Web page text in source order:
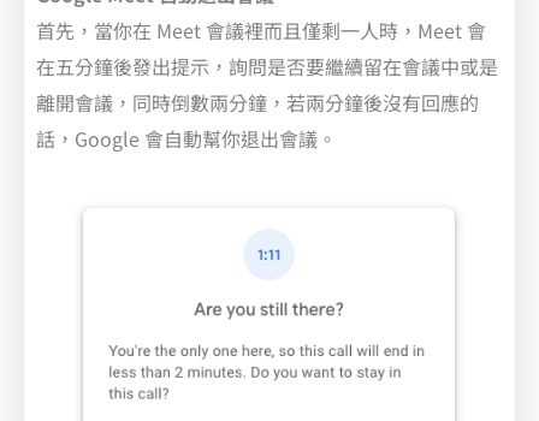
首先，當你在 Meet 會議裡而且僅剩一人時，Meet 會
在五分鐘後發出提示，詢問是否要繼續留在會議中或是
離開會議，同時倒數兩分鐘，若兩分鐘後沒有回應的
話，Google 會自動幫你退出會議。